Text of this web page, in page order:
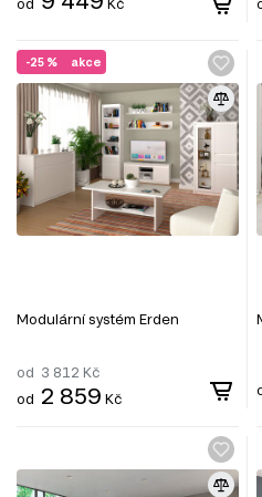
od Kč
akce
-25 %
Modulární systém Erden
od 3 812 Kč
od 2 859 Kč